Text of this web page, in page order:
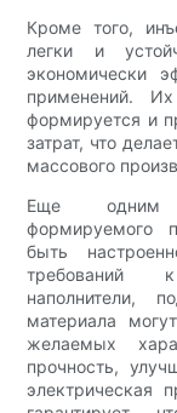
Кроме того,
легки и
экономически
применений.
формируется и
затрат, что
массового
Еще одним
формируемого
быть
требований
наполнители,
материала
желаемых
прочность,
электрическая